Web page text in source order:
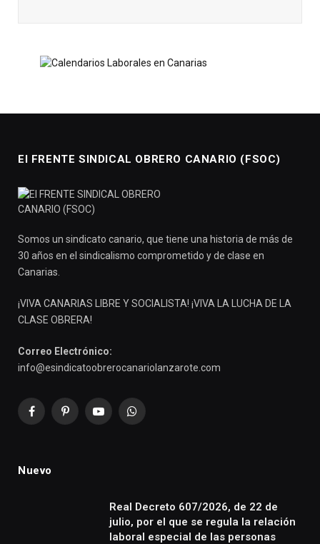
El FRENTE SINDICAL OBRERO CANARIO (FSOC)
Somos un sindicato canario, que tiene una historia de más de
30 años en el sindicalismo comprometido y de clase en
Canarias.
¡VIVA CANARIAS LIBRE Y SOCIALISTA! ¡VIVA LA LUCHA DE LA
CLASE OBRERA!
Correo Electrónico:
info@esindicatoobrerocanariolanzarote.com
FacebookPinterestYouTubeWhatsApp
Nuevo
Real Decreto 607/2026, de 22 de
julio, por el que se regula la relación
laboral especial de las personas